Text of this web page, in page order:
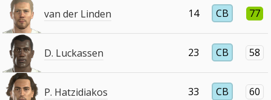
van der Linden 14 CB 77
D. Luckassen 23 CB 58
P. Hatzidiakos 33 CB 60